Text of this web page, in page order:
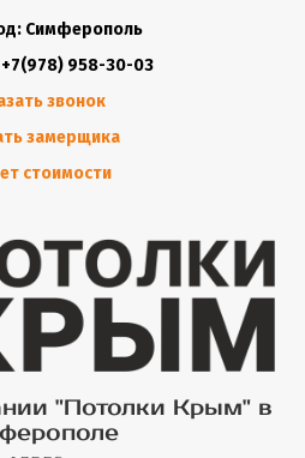
Симферополь
958-30-03
звонок
замерщика
стоимости
"Потолки Крым" в